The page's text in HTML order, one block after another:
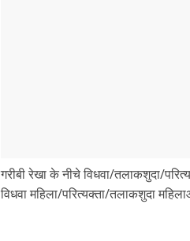
गरीबी रेखा के नीचे विधवा/तलाकशुदा/
विधवा महिला/परित्यक्ता/तलाकशुदा